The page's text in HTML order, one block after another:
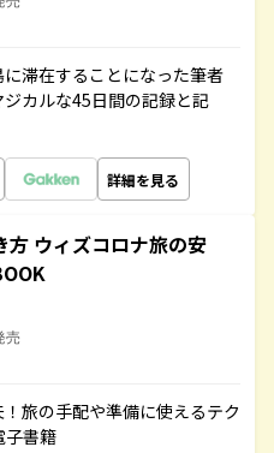
滞在することになった筆者
カルな45日間の記録と記
詳細を見る
方 ウィズコロナ旅の安
売
旅の手配や準備に使えるテク
子書籍